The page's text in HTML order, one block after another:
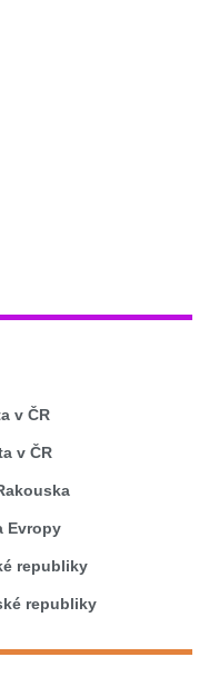
v ČR
v ČR
Evropy
republiky
republiky